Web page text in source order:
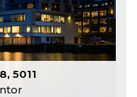
5011